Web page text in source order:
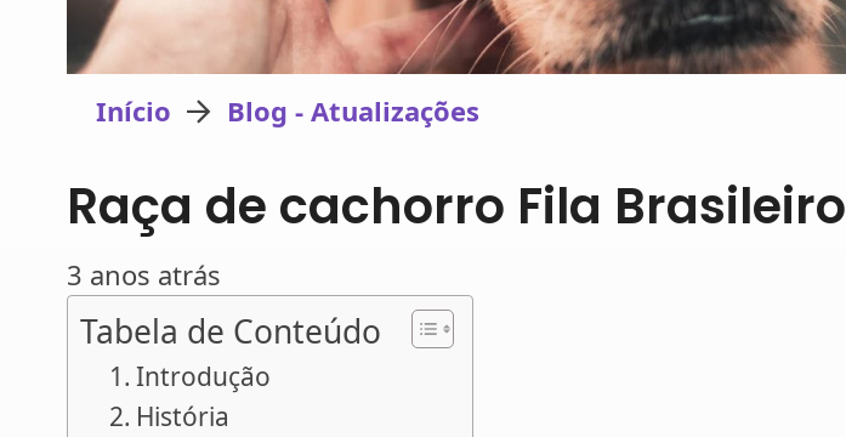
Início Blog - Atualizações
Raça de cachorro Fila Brasileiro
3 anos atrás
Tabela de Conteúdo
Introdução
História